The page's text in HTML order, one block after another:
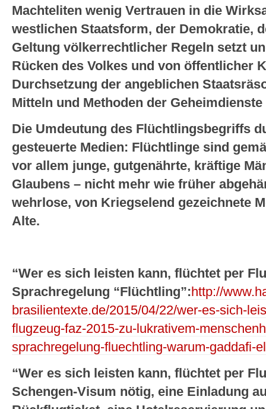
Machteliten wenig Vertrauen in die
westlichen Staatsform, der Demokratie,
Geltung völkerrechtlicher Regeln setzt
Rücken des Volkes und von öffentlicher
Durchsetzung der angeblichen
Mitteln und Methoden der Geheimdienste
Die Umdeutung des Flüchtlingsbegriffs
gesteuerte Medien: Flüchtlinge sind
vor allem junge, gutgenährte, kräftige
Glaubens – nicht mehr wie früher
wehrlose, von Kriegselend gezeichnete
Alte.
“Wer es sich leisten kann, flüchtet per
Sprachregelung “Flüchtling”:http://
brasilientexte.de/2015/04/22/wer-es-sich-
flugzeug-faz-2015-zu-lukrativem-
sprachregelung-fluechtling-warum-gaddafi-
“Wer es sich leisten kann, flüchtet per
Schengen-Visum nötig, eine Einladung